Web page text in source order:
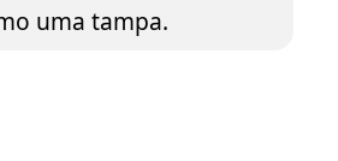
uma tampa.